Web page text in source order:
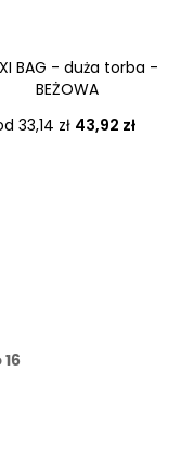
BAG - duża torba -
BEŻOWA
33,14 zł Cena
43,92 zł